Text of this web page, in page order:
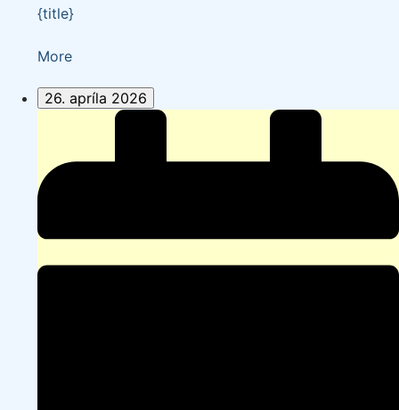
{title}
Moreabout
26. apríla 2026
DUBY
-
na